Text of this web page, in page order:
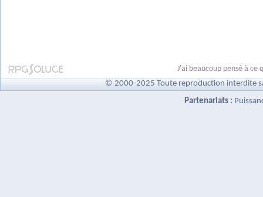
J'ai beaucoup pensé à
© 2000-2025 Toute reproduction interdite
Partenariats :